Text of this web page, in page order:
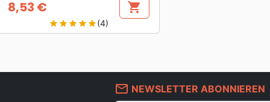
Preis
8,53 € shopping_cart
star star star star star(4)
mail_outline NEWSLETTER ABONNIEREN